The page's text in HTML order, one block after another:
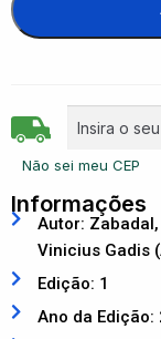
Não sei meu CEP
Informações
Autor:
Vinicius Gadis
Edição: 1
Ano da Edição: